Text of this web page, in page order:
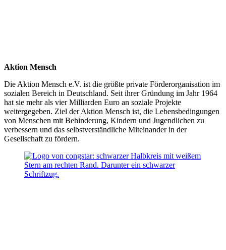
Aktion Mensch
Die Aktion Mensch e.V. ist die größte private Förderorganisation im
sozialen Bereich in Deutschland. Seit ihrer Gründung im Jahr 1964
hat sie mehr als vier Milliarden Euro an soziale Projekte
weitergegeben. Ziel der Aktion Mensch ist, die Lebensbedingungen
von Menschen mit Behinderung, Kindern und Jugendlichen zu
verbessern und das selbstverständliche Miteinander in der
Gesellschaft zu fördern.